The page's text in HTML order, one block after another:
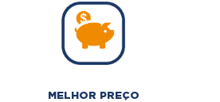
MELHOR PREÇO